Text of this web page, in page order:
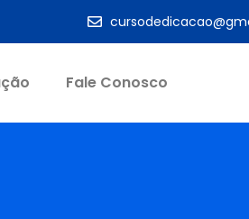
Fale Conosco